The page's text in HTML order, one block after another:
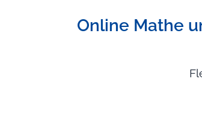
Online Mathe